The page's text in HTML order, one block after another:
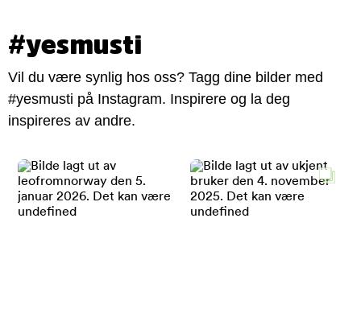
#yesmusti
Vil du være synlig hos oss? Tagg dine bilder med
#yesmusti på Instagram. Inspirere og la deg
inspireres av andre.